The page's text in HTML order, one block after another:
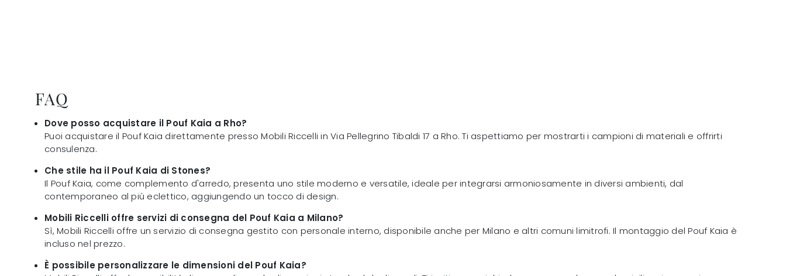
FAQ
Dove posso acquistare il Pouf Kaia a Rho?
Puoi acquistare il Pouf Kaia direttamente presso Mobili Riccelli in Via Pellegrino Tibaldi 17 a Rho. Ti aspettiamo per mostrarti i campioni di materiali e offrirti
consulenza.
Che stile ha il Pouf Kaia di Stones?
Il Pouf Kaia, come complemento d'arredo, presenta uno stile moderno e versatile, ideale per integrarsi armoniosamente in diversi ambienti, dal
contemporaneo al più eclettico, aggiungendo un tocco di design.
Mobili Riccelli offre servizi di consegna del Pouf Kaia a Milano?
Sì, Mobili Riccelli offre un servizio di consegna gestito con personale interno, disponibile anche per Milano e altri comuni limitrofi. Il montaggio del Pouf Kaia è
incluso nel prezzo.
È possibile personalizzare le dimensioni del Pouf Kaia?